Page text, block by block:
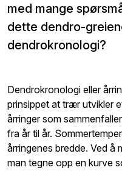
med mange
dette dendro-
dendrokronologi?
Dendrokronologi eller
prinsippet at trær utvikler
årringer som
fra år til år.
årringenes bredde. Ved å
man tegne opp en kurve